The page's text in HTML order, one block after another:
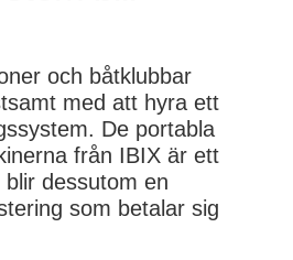
och båtklubbar
med att hyra ett
De portabla
från IBIX är ett
dessutom en
som betalar sig